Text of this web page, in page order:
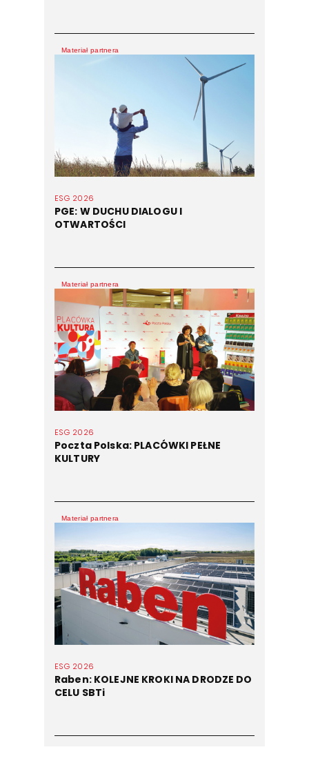
ESG 2026
PGE: W DUCHU DIALOGU I
OTWARTOŚCI
Materiał partnera
ESG 2026
Poczta Polska: PLACÓWKI PEŁNE
KULTURY
Materiał partnera
ESG 2026
Raben: KOLEJNE KROKI NA DRODZE DO
CELU SBTi
Materiał partnera